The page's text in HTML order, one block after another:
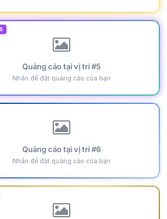
Quảng cáo tại vị trí #5
Nhấn để đặt quảng cáo của bạn
Quảng cáo tại vị trí #6
Nhấn để đặt quảng cáo của bạn